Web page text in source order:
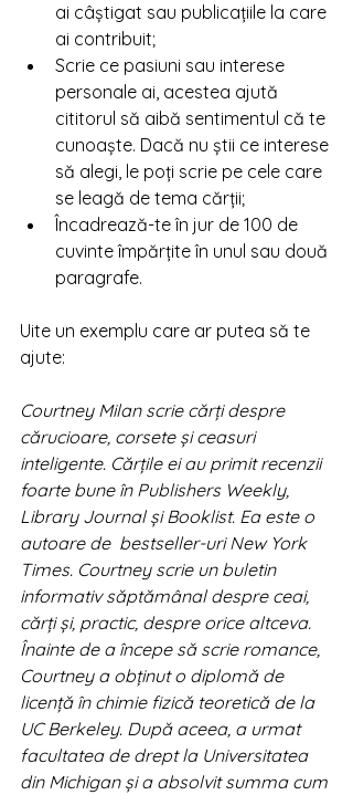
ai câștigat sau publicațiile la care
ai contribuit;
Scrie ce pasiuni sau interese
personale ai, acestea ajută
cititorul să aibă sentimentul că te
cunoaște. Dacă nu știi ce interese
să alegi, le poți scrie pe cele care
se leagă de tema cărții;
Încadrează-te în jur de 100 de
cuvinte împărțite în unul sau două
paragrafe.
Uite un exemplu care ar putea să te
ajute:
Courtney Milan scrie cărți despre
cărucioare, corsete și ceasuri
inteligente. Cărțile ei au primit recenzii
foarte bune în Publishers Weekly,
Library Journal și Booklist. Ea este o
autoare de  bestseller-uri New York
Times. Courtney scrie un buletin
informativ săptămânal despre ceai,
cărți și, practic, despre orice altceva.
Înainte de a începe să scrie romance,
Courtney a obținut o diplomă de
licență în chimie fizică teoretică de la
UC Berkeley. După aceea, a urmat
facultatea de drept la Universitatea
din Michigan și a absolvit summa cum